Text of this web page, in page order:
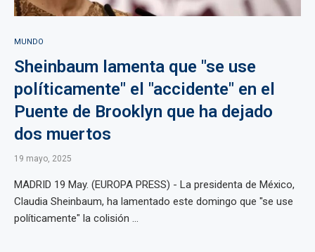
MUNDO
Sheinbaum lamenta que "se use
políticamente" el "accidente" en el
Puente de Brooklyn que ha dejado
dos muertos
19 mayo, 2025
MADRID 19 May. (EUROPA PRESS) - La presidenta de México,
Claudia Sheinbaum, ha lamentado este domingo que "se use
políticamente" la colisión ...